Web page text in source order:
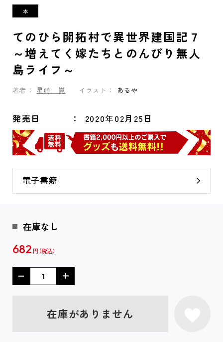
てのひら開拓村で異世界建国記７
～増えてく嫁たちとのんびり無人
島ライフ～
著者： 星崎 崑 イラスト： あるや
発売日 2020年02月25日
電子書籍
在庫なし
682 円
在庫がありません